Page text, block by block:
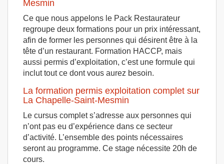
Mesmin
Ce que nous appelons le Pack Restaurateur
regroupe deux formations pour un prix intéressant,
afin de former les personnes qui désirent être à la
tête d’un restaurant. Formation HACCP, mais
aussi permis d’exploitation, c’est une formule qui
inclut tout ce dont vous aurez besoin.
La formation permis exploitation complet sur
La Chapelle-Saint-Mesmin
Le cursus complet s’adresse aux personnes qui
n’ont pas eu d’expérience dans ce secteur
d’activité. L’ensemble des points nécessaires
seront au programme. Ce stage nécessite 20h de
cours.